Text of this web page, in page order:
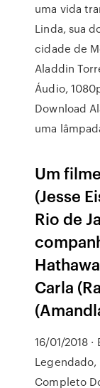
uma vida
Linda, sua
cidade de
Aladdin
Áudio,
Download
uma
Um
(Jesse
Rio de
Carla
16/01/2018
Legendado,
Completo